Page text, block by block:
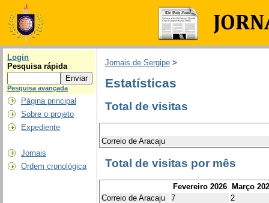
Login
Pesquisa rápida
Pesquisa avançada
Página principal
Sobre o projeto
Expediente
Jornais
Ordem cronológica
Jornais de Sergipe >
Estatísticas
Total de visitas
Correio de Aracaju
Total de visitas por mês
Fevereiro 2026 Março
Correio de Aracaju
7 2